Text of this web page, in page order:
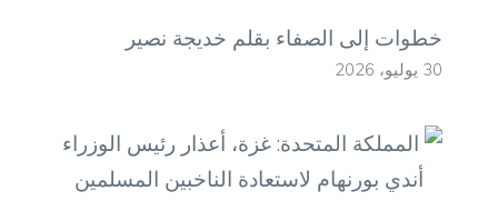
خطوات إلى الصفاء بقلم خديجة نصير
30 يوليو، 2026